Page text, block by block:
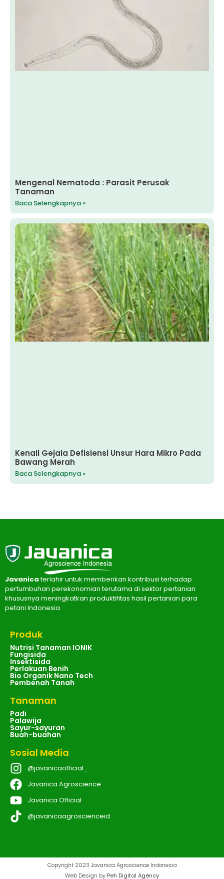
Mengenal Nematoda : Parasit Perusak
Tanaman
Baca Selengkapnya »
Kenali Gejala Defisiensi Unsur Hara Mikro Pada
Bawang Merah
Baca Selengkapnya »
Javanicaterlahir untuk memberikan kontribusi terhadap
pertumbuhan perekonomian terutama di sektor pertanian
khususnya meningkatkan produktifitas hasil pertanian para
petani Indonesia.
Produk
Nutrisi Tanaman IONIK
Fungisida
Insektisida
Perlakuan Benih
Bio Organik Nano Tech
Pembenah Tanah
Tanaman
Padi
Palawija
Sayur-sayuran
Buah-buahan
Sosial Media
@javanicaofficial_
Javanica Agroscience
Javanica Official
@javanicaagroscienceid
Copyright 2023 Javanica Agroscience Indonesia
Web Design by Peh Digital Agency